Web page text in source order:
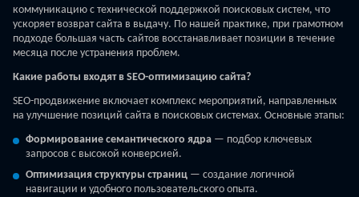
коммуникацию с технической поддержкой поисковых систем, что
ускоряет возврат сайта в выдачу. По нашей практике, при грамотном
подходе большая часть сайтов восстанавливает позиции в течение
месяца после устранения проблем.
Какие работы входят в SEO-оптимизацию сайта?
SEO-продвижение включает комплекс мероприятий, направленных
на улучшение позиций сайта в поисковых системах. Основные этапы:
Формирование семантического ядра — подбор ключевых
запросов с высокой конверсией.
Оптимизация структуры страниц — создание логичной
навигации и удобного пользовательского опыта.